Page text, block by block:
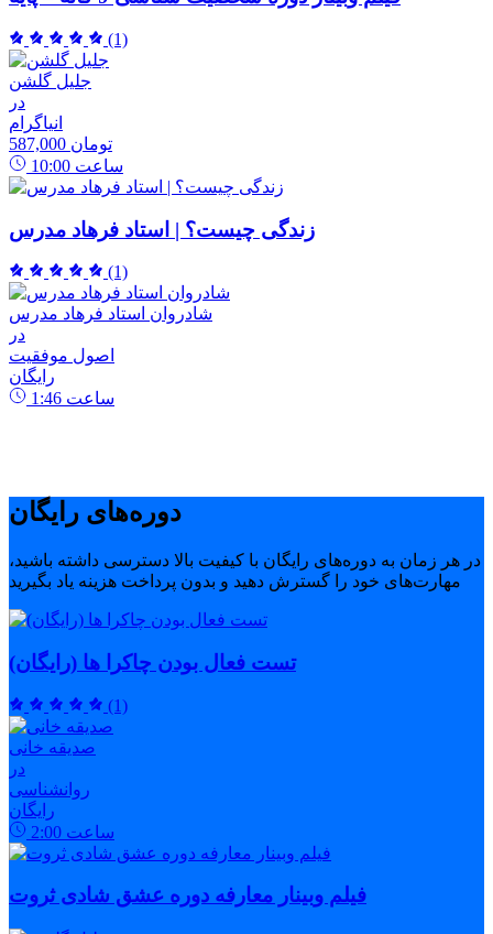
(1)
جلیل گلشن
در
انیاگرام
587,000 تومان
10:00 ساعت
زندگی چیست؟ | استاد فرهاد مدرس
(1)
شادروان استاد فرهاد مدرس
در
اصول موفقیت
رایگان
1:46 ساعت
دوره‌های رایگان
در هر زمان به دوره‌های رایگان با کیفیت بالا دسترسی داشته باشید،
مهارت‌های خود را گسترش دهید و بدون پرداخت هزینه یاد بگیرید
تست فعال بودن چاکرا ها (رایگان)
(1)
صدیقه خانی
در
روانشناسی
رایگان
2:00 ساعت
فیلم وبینار معارفه دوره عشق شادی ثروت